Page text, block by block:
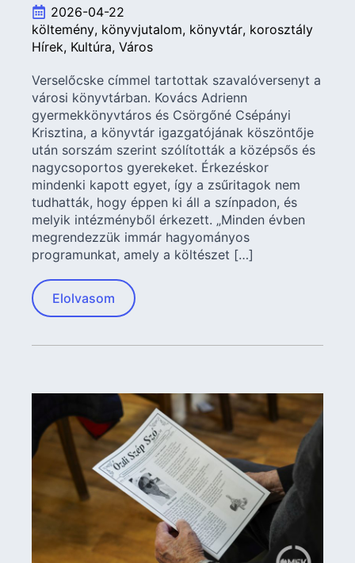
2026-04-22
költemény könyvjutalom könyvtár korosztály
Hírek Kultúra Város
Verselőcske címmel tartottak szavalóversenyt a
városi könyvtárban. Kovács Adrienn
gyermekkönyvtáros és Csörgőné Csépányi
Krisztina, a könyvtár igazgatójának köszöntője
után sorszám szerint szólították a középsős és
nagycsoportos gyerekeket. Érkezéskor
mindenki kapott egyet, így a zsűritagok nem
tudhatták, hogy éppen ki áll a színpadon, és
melyik intézményből érkezett. „Minden évben
megrendezzük immár hagyományos
programunkat, amely a költészet […]
Elolvasom